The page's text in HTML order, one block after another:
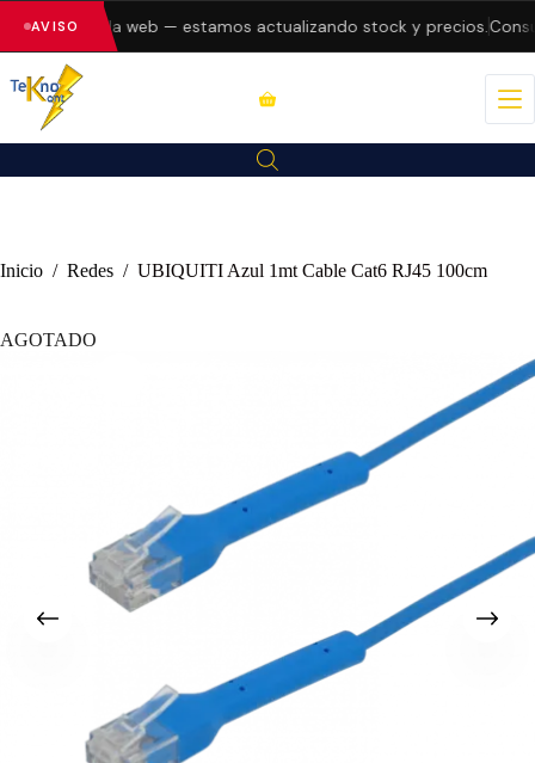
AVISO
errores en la web — estamos actualizando stock y precios.
Inicio / Redes / UBIQUITI Azul 1mt Cable Cat6 RJ45 100cm
AGOTADO